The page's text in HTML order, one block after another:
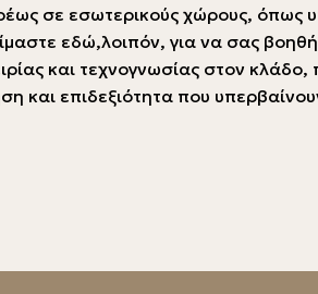
σε εσωτερικούς χώρους, όπως
εδώ,λοιπόν, για να σας
και τεχνογνωσίας στον κλάδο,
και επιδεξιότητα που